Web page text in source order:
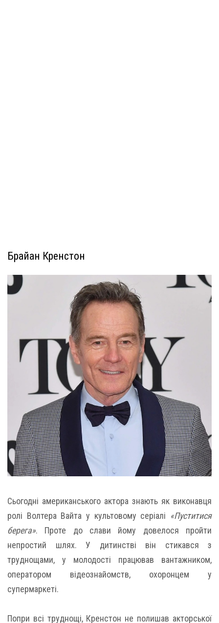
Брайан Кренстон
Сьогодні американського актора знають як виконавця
ролі Волтера Вайта у культовому серіалі «Пуститися
берега». Проте до слави йому довелося пройти
непростий шлях. У дитинстві він стикався з
труднощами, у молодості працював вантажником,
оператором відеознайомств, охоронцем у
супермаркеті.
Попри всі труднощі, Кренстон не полишав акторської